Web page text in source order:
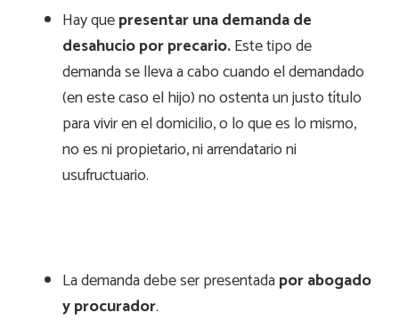
Hay quepresentar una demanda de
desahucio por precario.Este tipo de
demanda se lleva a cabo cuando el demandado
(en este caso el hijo) no ostenta un justo título
para vivir en el domicilio, o lo que es lo mismo,
no es ni propietario, ni arrendatario ni
usufructuario.
La demanda debe ser presentadapor abogado
y procurador.